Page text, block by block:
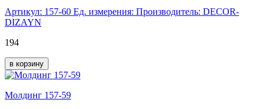
Артикул: 157-60 Ед. измерения: Производитель: DECOR-
DIZAYN
194
в корзину
Молдинг 157-59